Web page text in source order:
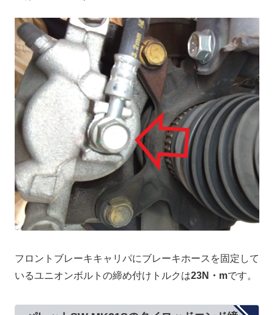
フロントブレーキキャリパにブレーキホースを固定して
いるユニオンボルトの締め付けトルクは23N・mです。